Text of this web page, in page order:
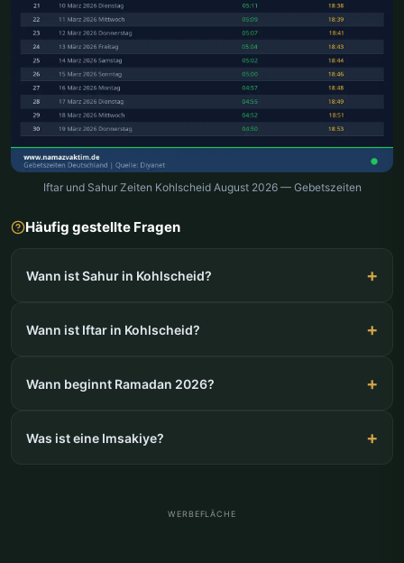
Iftar und Sahur Zeiten Kohlscheid August 2026 — Gebetszeiten
Häufig gestellte Fragen
Wann ist Sahur in Kohlscheid?
Wann ist Iftar in Kohlscheid?
Wann beginnt Ramadan 2026?
Was ist eine Imsakiye?
WERBEFLÄCHE